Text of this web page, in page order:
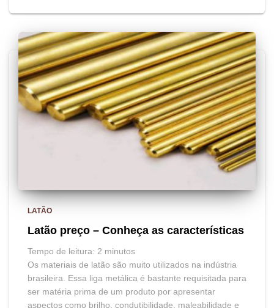
LATÃO
Latão preço – Conheça as características
Tempo de leitura: 2 minutos
Os materiais de latão são muito utilizados na indústria
brasileira. Essa liga metálica é bastante requisitada para
ser matéria prima de um produto por apresentar
aspectos como brilho, condutibilidade, maleabilidade e